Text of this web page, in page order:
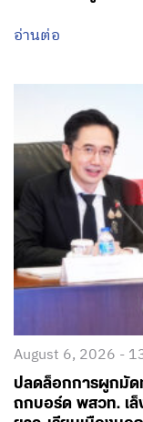
August 6, 2026 -
ปลดล็อกการผูกมัด
ถกบอร์ด พสวท. เ
ยาว-เรียนเมืองนอ
หย่อนเวลาได้ พร้อ
สร้างระบบนิเวศดึ
ลุ้นดันให้มีผลย้อนห